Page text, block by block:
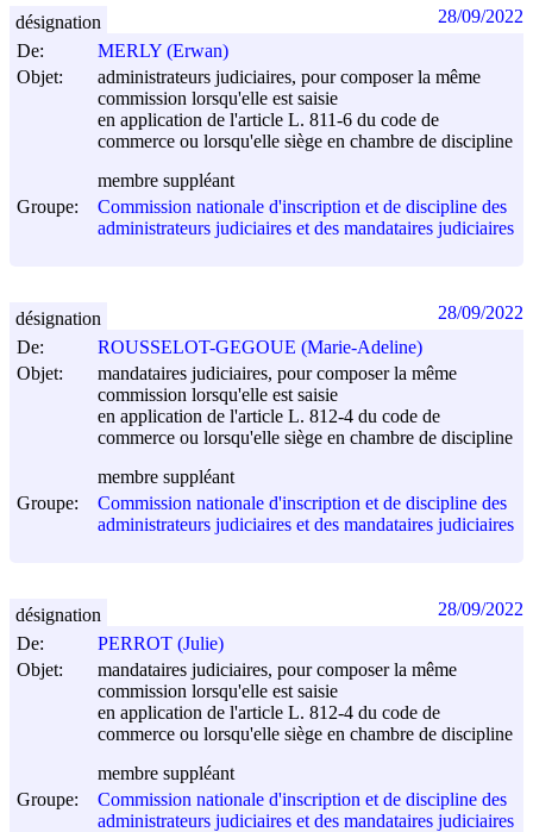
De:
MERLY (Erwan)
Objet:
administrateurs judiciaires, pour composer la même
commission lorsqu'elle est saisie
en application de l'article L. 811-6 du code de
commerce ou lorsqu'elle siège en chambre de discipline
membre suppléant
Groupe:
Commission nationale d'inscription et de discipline des
administrateurs judiciaires et des mandataires judiciaires
désignation 28/09/2022
De:
ROUSSELOT-GEGOUE (Marie-Adeline)
Objet:
mandataires judiciaires, pour composer la même
commission lorsqu'elle est saisie
en application de l'article L. 812-4 du code de
commerce ou lorsqu'elle siège en chambre de discipline
membre suppléant
Groupe:
Commission nationale d'inscription et de discipline des
administrateurs judiciaires et des mandataires judiciaires
désignation 28/09/2022
De:
PERROT (Julie)
Objet:
mandataires judiciaires, pour composer la même
commission lorsqu'elle est saisie
en application de l'article L. 812-4 du code de
commerce ou lorsqu'elle siège en chambre de discipline
membre suppléant
Groupe:
Commission nationale d'inscription et de discipline des
administrateurs judiciaires et des mandataires judiciaires
désignation 28/09/2022